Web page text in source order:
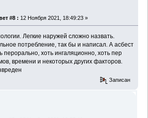
#8 : 12 Ноября 2021, 18:49:23 »
Легкие наружей сложно назвать.
потребление, так бы и написал. А асбест
перорально, хоть ингаляционно, хоть пер
времени и некоторых других факторов.
Записан